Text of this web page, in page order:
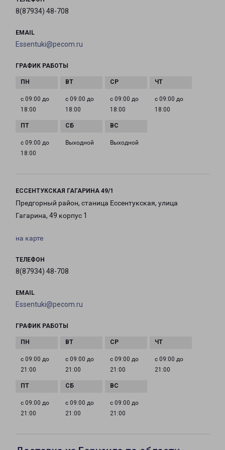
8(87934) 48-708
EMAIL
Essentuki@pecom.ru
ГРАФИК РАБОТЫ
с 09:00 до
18:00
с 09:00 до
18:00
с 09:00 до
18:00
с 09:00 до
18:00
с 09:00 до
18:00
Выходной Выходной
ЕССЕНТУКСКАЯ ГАГАРИНА 49/1
Предгорный район, станица Ессентукская, улица
Гагарина, 49 корпус 1
на карте
ТЕЛЕФОН
8(87934) 48-708
EMAIL
Essentuki@pecom.ru
ГРАФИК РАБОТЫ
с 09:00 до
21:00
с 09:00 до
21:00
с 09:00 до
21:00
с 09:00 до
21:00
с 09:00 до
21:00
с 09:00 до
21:00
с 09:00 до
21:00